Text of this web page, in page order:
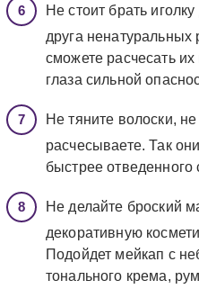
Не стоит брать
друга
сможете расчесать
глаза сильной
Не тяните волоски, не
расчесываете. Так
быстрее отведенного
Не делайте броский
декоративную
Подойдет мейкап с
тонального крема,